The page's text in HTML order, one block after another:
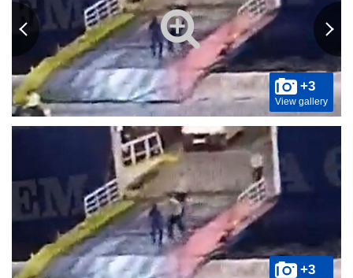
+3
View gallery
+3